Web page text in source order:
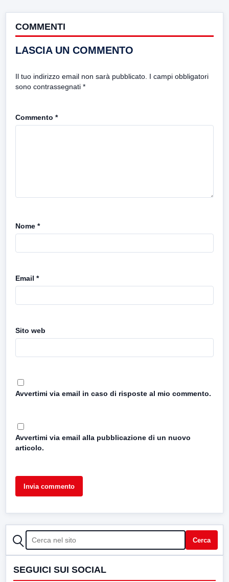
COMMENTI
LASCIA UN COMMENTO
Il tuo indirizzo email non sarà pubblicato. I campi obbligatori
sono contrassegnati *
Commento *
Nome *
Email *
Sito web
Avvertimi via email in caso di risposte al mio commento.
Avvertimi via email alla pubblicazione di un nuovo
articolo.
CERCA Cerca
SEGUICI SUI SOCIAL